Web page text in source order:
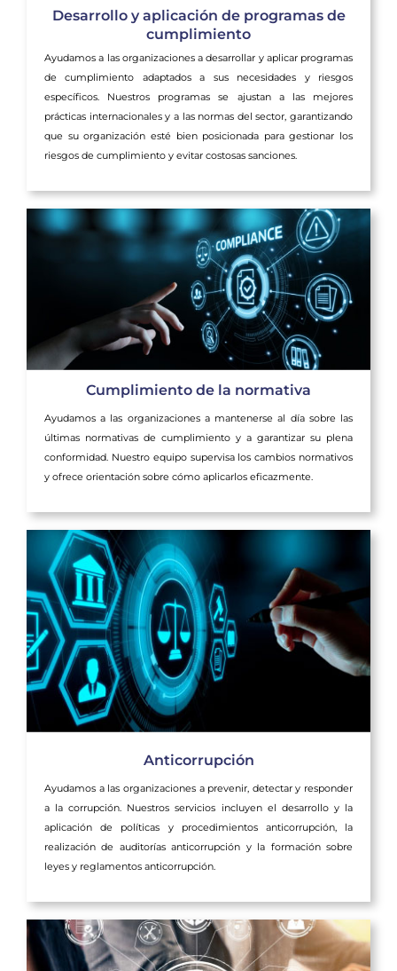
Desarrollo y aplicación de programas de
cumplimiento
Ayudamos a las organizaciones a desarrollar y aplicar programas
de cumplimiento adaptados a sus necesidades y riesgos
específicos. Nuestros programas se ajustan a las mejores
prácticas internacionales y a las normas del sector, garantizando
que su organización esté bien posicionada para gestionar los
riesgos de cumplimiento y evitar costosas sanciones.
Cumplimiento de la normativa
Ayudamos a las organizaciones a mantenerse al día sobre las
últimas normativas de cumplimiento y a garantizar su plena
conformidad. Nuestro equipo supervisa los cambios normativos
y ofrece orientación sobre cómo aplicarlos eficazmente.
Anticorrupción
Ayudamos a las organizaciones a prevenir, detectar y responder
a la corrupción. Nuestros servicios incluyen el desarrollo y la
aplicación de políticas y procedimientos anticorrupción, la
realización de auditorías anticorrupción y la formación sobre
leyes y reglamentos anticorrupción.